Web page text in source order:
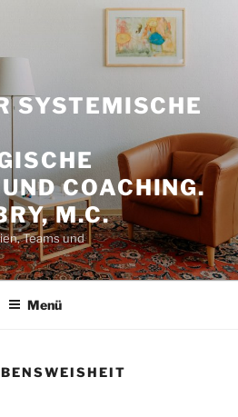
SYSTEMISCHE
COACHING.
M.C.
Teams und
Menü